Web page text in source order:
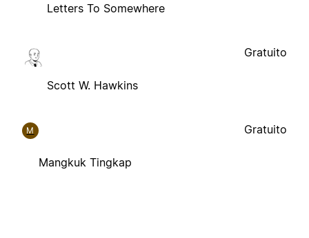
Letters To Somewhere
Scott W. Hawkins
Gratuito
M
Mangkuk Tingkap
Gratuito